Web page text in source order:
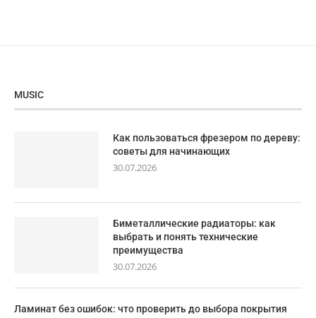
MUSIC
Как пользоваться фрезером по дереву:
советы для начинающих
30.07.2026
Биметаллические радиаторы: как
выбрать и понять технические
преимущества
30.07.2026
Ламинат без ошибок: что проверить до выбора покрытия